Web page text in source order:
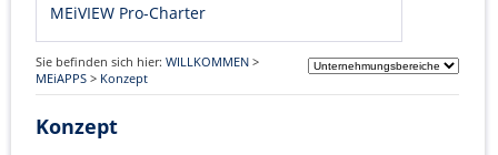
MEiVIEW Pro-Charter
Sie befinden sich hier:WILLKOMMEN >
MEiAPPS > Konzept
Konzept